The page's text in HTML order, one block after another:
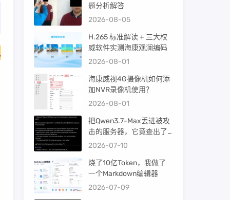
题分析解答
2026-08-05
H.265 标准解读 + 三大权
威软件实测海康观澜编码
2026-08-01
海康威视4G摄像机如何添
加NVR录像机使用？
2026-08-01
把Qwen3.7-Max丢进被攻
击的服务器，它竟查出了
暴力破解！
2026-07-10
烧了10亿Token，我做了
一个Markdown编辑器
2026-07-09